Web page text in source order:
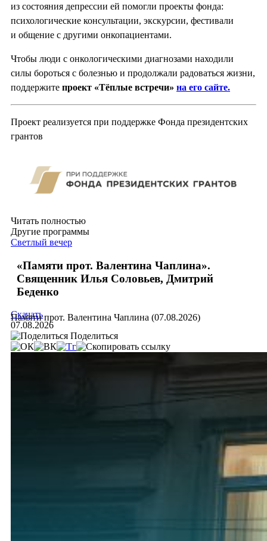
из состояния депрессии ей помогли проекты фонда:
психологические консультации, экскурсии, фестивали
и общение с другими онкопациентами.
Чтобы люди с онкологическими диагнозами находили
силы бороться с болезнью и продолжали радоваться жизни,
поддержите проект «Тёплые встречи» на его сайте.
Проект реализуется при поддержке Фонда президентских
грантов
Читать полностью
Другие программы
Светлый вечер
«Памяти прот. Валентина Чаплина».
Священник Илья Соловьев, Дмитрий
Беденко
Памяти прот. Валентина Чаплина (07.08.2026)
Скачать
07.08.2026
Поделиться